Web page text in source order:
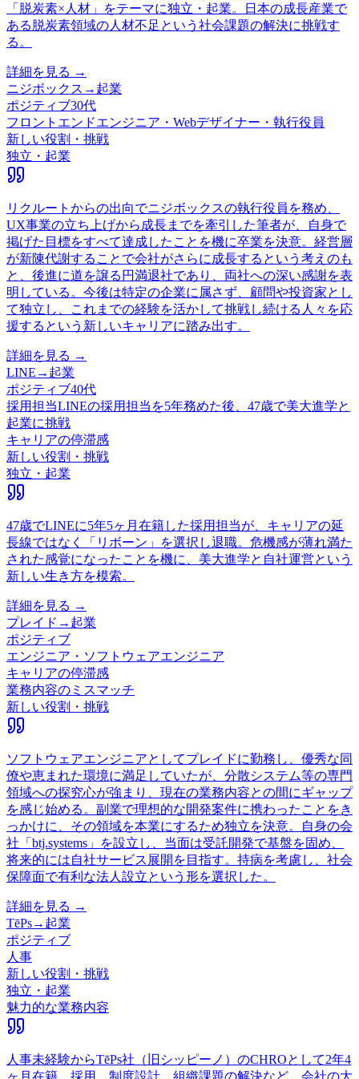
「脱炭素×人材」をテーマに独立・起業。日本の成長産業で
ある脱炭素領域の人材不足という社会課題の解決に挑戦す
る。
詳細を見る →
ニジボックス → 起業
ポジティブ30代
フロントエンドエンジニア・Webデザイナー・執行役員
新しい役割・挑戦
独立・起業
リクルートからの出向でニジボックスの執行役員を務め、
UX事業の立ち上げから成長までを牽引した筆者が、自身で
掲げた目標をすべて達成したことを機に卒業を決意。経営層
が新陳代謝することで会社がさらに成長するという考えのも
と、後進に道を譲る円満退社であり、両社への深い感謝を表
明している。今後は特定の企業に属さず、顧問や投資家とし
て独立し、これまでの経験を活かして挑戦し続ける人々を応
援するという新しいキャリアに踏み出す。
詳細を見る →
LINE → 起業
ポジティブ40代
採用担当LINEの採用担当を5年務めた後、47歳で美大進学と
起業に挑戦
キャリアの停滞感
新しい役割・挑戦
独立・起業
47歳でLINEに5年5ヶ月在籍した採用担当が、キャリアの延
長線ではなく「リボーン」を選択し退職。危機感が薄れ満た
された感覚になったことを機に、美大進学と自社運営という
新しい生き方を模索。
詳細を見る →
プレイド → 起業
ポジティブ
エンジニア・ソフトウェアエンジニア
キャリアの停滞感
業務内容のミスマッチ
新しい役割・挑戦
ソフトウェアエンジニアとしてプレイドに勤務し、優秀な同
僚や恵まれた環境に満足していたが、分散システム等の専門
領域への探究心が強まり、現在の業務内容との間にギャップ
を感じ始める。副業で理想的な開発案件に携わったことをき
っかけに、その領域を本業にするため独立を決意。自身の会
社「btj.systems」を設立し、当面は受託開発で基盤を固め、
将来的には自社サービス展開を目指す。持病を考慮し、社会
保障面で有利な法人設立という形を選択した。
詳細を見る →
TēPs→ 起業
ポジティブ
人事
新しい役割・挑戦
独立・起業
魅力的な業務内容
人事未経験からTēPs社（旧シッピーノ）のCHROとして2年4